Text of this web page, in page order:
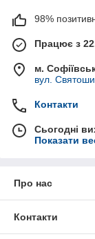
98%
Працює з
м.
вул.
Контакти
Сьогодні
Показати
Про нас
Контакти